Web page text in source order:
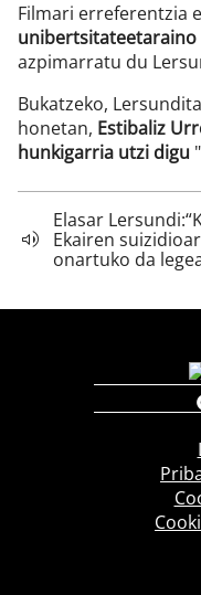
Filmari erreferentzia
azpimarratu du
Bukatzeko,
honetan, Estibaliz
hunkigarria utzi digu
Elasar
Ekairen
onartuko da